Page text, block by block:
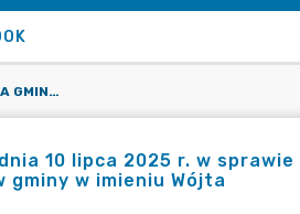
ZARZĄDZENIE NR 69/2025 WÓJTA GMINY KRUSZYNA Z DNIA 10 LIPCA 2025 R. W SPRAWIE UPOWAŻNIENIA SEKRETARZA GMINY DO PROWADZENIA I ZAŁATWIANIA SPRAW GMINY W IMIENIU WÓJTA
dnia 10 lipca 2025 r. w
w imieniu Wójta